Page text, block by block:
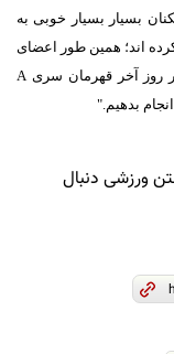
بسیار بسیار خوبی به
اند؛ همین طور اعضای
بدهیم."‏
ورزشی دنبال